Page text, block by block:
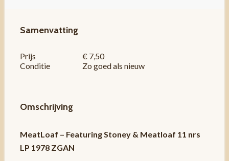
Samenvatting
Prijs
€ 7,50
Conditie
Zo goed als nieuw
Omschrijving
MeatLoaf – Featuring Stoney & Meatloaf 11 nrs
LP 1978 ZGAN